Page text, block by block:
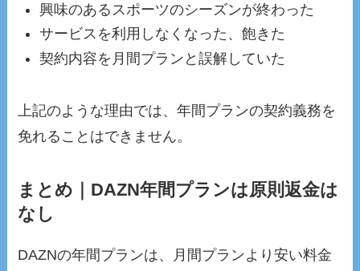
興味のあるスポーツのシーズンが終わった
サービスを利用しなくなった、飽きた
契約内容を月間プランと誤解していた
上記のような理由では、年間プランの契約義務を
免れることはできません。
まとめ｜DAZN年間プランは原則返金は
なし
DAZNの年間プランは、月間プランより安い料金